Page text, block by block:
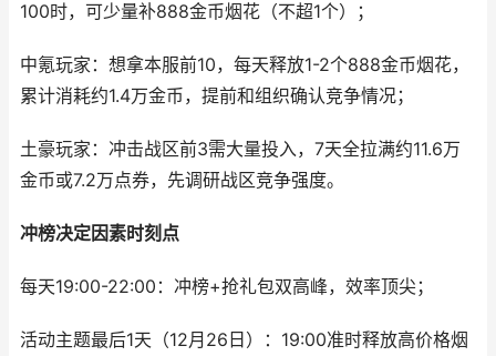
100时，可少量补888金币烟花（不超1个）；
中氪玩家：想拿本服前10，每天释放1-2个888金币烟花，
累计消耗约1.4万金币，提前和组织确认竞争情况；
土豪玩家：冲击战区前3需大量投入，7天全拉满约11.6万
金币或7.2万点券，先调研战区竞争强度。
冲榜决定因素时刻点
每天19:00-22:00：冲榜+抢礼包双高峰，效率顶尖；
活动主题最后1天（12月26日）：19:00准时释放高价格烟